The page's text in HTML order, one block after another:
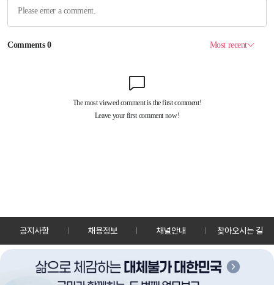
공지사항 채용정보 채널안내 찾아오시는 길
30128 세종특별자치시 정부2청사로 13 한국정책방송원 KTV
TEL: 044-204-8000
Copyrightⓒ KTV 국민방송 All Rights Reserved.